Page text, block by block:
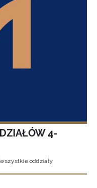
4-
wszystkie oddziały